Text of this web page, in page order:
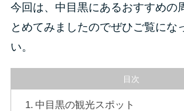
今回は、中目黒にあるおすすめの
とめてみましたのでぜひご覧にな
い。
目次
中目黒の観光スポット